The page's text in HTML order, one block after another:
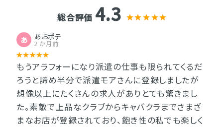
総合評価 4.3
あ あおポテ
2 か月前
もうアラフォーになり派遣の仕事も限られてくるだ
ろうと諦め半分で派遣モアさんに登録しましたが
想像以上にたくさんの求人がありとても驚きまし
た。素敵で上品なクラブからキャバクラまでさまざ
まなお店が登録されており、飽き性の私でも楽しく